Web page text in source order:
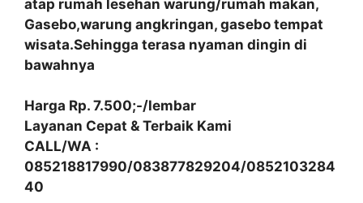
atap rumah lesehan warung/rumah makan,
Gasebo,warung angkringan, gasebo tempat
wisata.Sehingga terasa nyaman dingin di
bawahnya
Harga Rp. 7.500;-/lembar
Layanan Cepat & Terbaik Kami
CALL/WA :
085218817990/083877829204/0852103284
40